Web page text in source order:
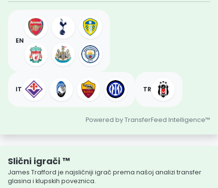
EN
IT TR
Powered by TransferFeed Intelligence™
Slični igrači ™
James Trafford je najsličniji igrač prema našoj analizi transfer
glasina i klupskih poveznica.